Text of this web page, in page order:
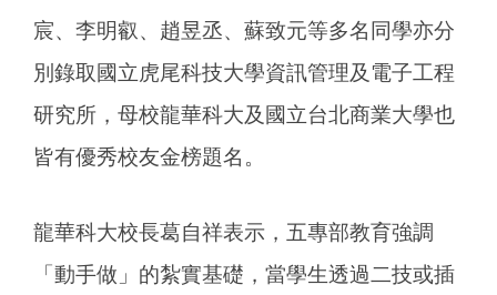
宸、李明叡、趙昱丞、蘇致元等多名同學亦分
別錄取國立虎尾科技大學資訊管理及電子工程
研究所，母校龍華科大及國立台北商業大學也
皆有優秀校友金榜題名。
龍華科大校長葛自祥表示，五專部教育強調
「動手做」的紮實基礎，當學生透過二技或插